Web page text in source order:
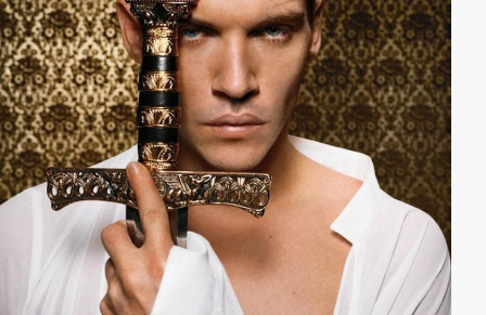
tiefer moralischer Entscheidungen und der
Herausforderung ein Reich zu vereinen, das durch
Krieg und Täuschung entzweit wurde, wird Arthur
jenseits aller Vorstellungskraft geprüft. Vergessen Sie
alles, was Sie denken zu wissen, diese Geschichte von
Camelot, ist eine, die noch nie erzählt wurde.